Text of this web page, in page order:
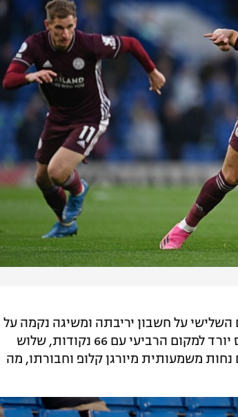
על חשבון יריבתה ומשיגה נקמה על
ההפסד בגמר הגביע ביום שבת האחרון. מנגד, רוג'רס יורד למקום הרביעי עם 66 נקודות, שלוש
משמעותית מיורגן קלופ וחבורתו, מה